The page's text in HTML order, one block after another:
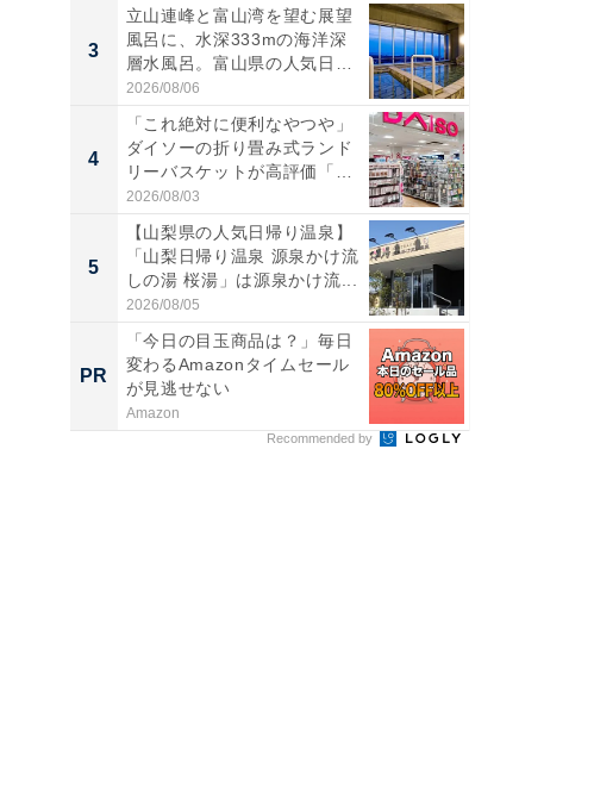
3
立山連峰と富山湾を望む展望
風呂に、水深333mの海洋深
層水風呂。富山県の人気日
帰...
2026/08/06
4
「これ絶対に便利なやつや」
ダイソーの折り畳み式ランド
リーバスケットが高評価「使
わ...
2026/08/03
5
【山梨県の人気日帰り温泉】
「山梨日帰り温泉 源泉かけ流
しの湯 桜湯」は源泉かけ流...
2026/08/05
PR
「今日の目玉商品は？」毎日
変わるAmazonタイムセール
が見逃せない
Amazon
Recommended by